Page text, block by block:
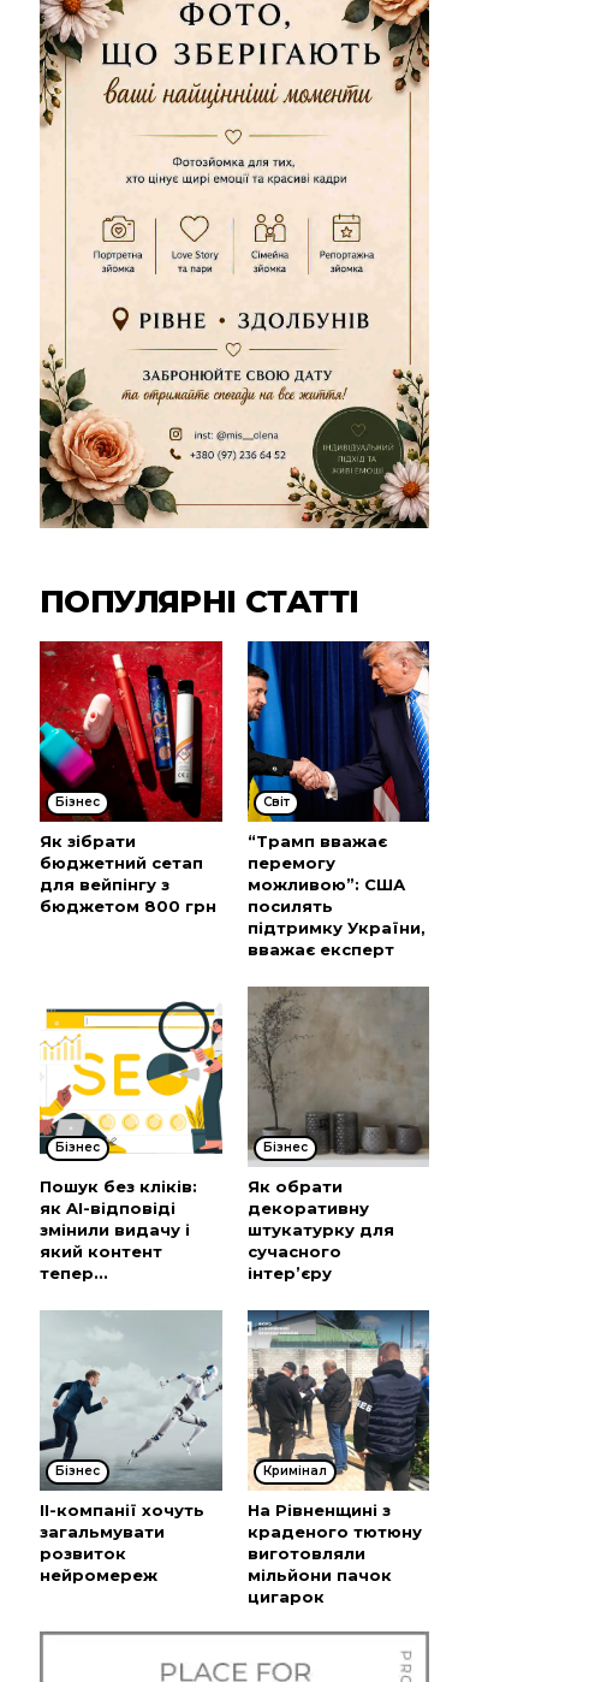
ПОПУЛЯРНІ СТАТТІ
Бізнес
Як зібрати
бюджетний сетап
для вейпінгу з
бюджетом 800 грн
Cвіт
“Трамп вважає
перемогу
можливою”: США
посилять
підтримку України,
вважає експерт
Бізнес
Пошук без кліків:
як AI-відповіді
змінили видачу і
який контент
тепер...
Бізнес
Як обрати
декоративну
штукатурку для
сучасного
інтер’єру
Бізнес
ІІ-компанії хочуть
загальмувати
розвиток
нейромереж
Кримінал
На Рівненщині з
краденого тютюну
виготовляли
мільйони пачок
цигарок